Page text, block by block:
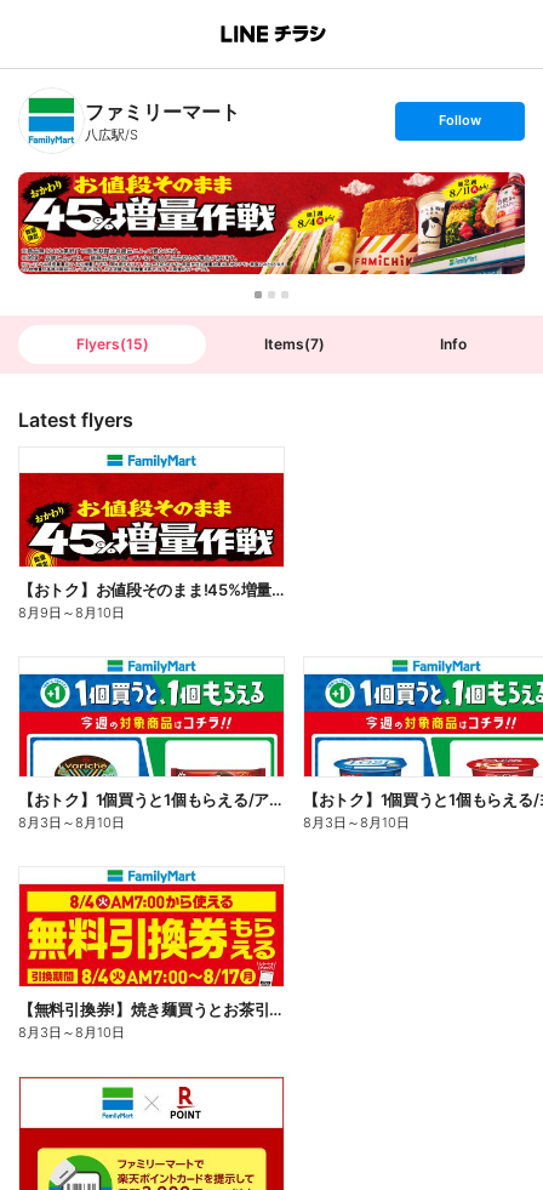
B
n
T
ファミリーマート
八広駅/S
s
t
o
l
l
o
w
Follow
Flyers(15) Items(7) Info
Latest flyers
【おトク】お値段そのまま!45%増量作戦!
8月9日 ～8月10日
【おトク】1個買うと1個もらえる/アイス
8月3日 ～8月10日 8月3日 ～8月10日
【無料引換券!】焼き麺買うとお茶引換券貰える!
8月3日 ～8月10日